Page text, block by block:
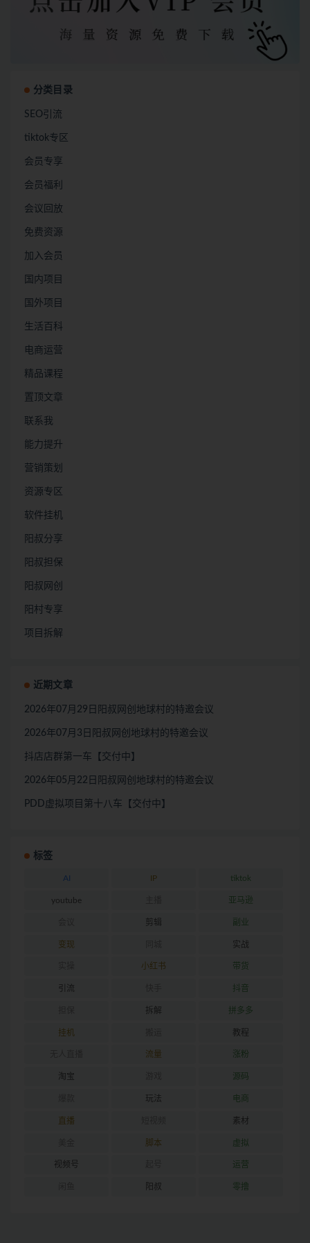
分类目录
SEO引流
tiktok专区
会员专享
会员福利
会议回放
免费资源
加入会员
国内项目
国外项目
生活百科
电商运营
精品课程
置顶文章
联系我
能力提升
营销策划
资源专区
软件挂机
阳叔分享
阳叔担保
阳叔网创
阳村专享
项目拆解
近期文章
2026年07月29日阳叔网创地球村的特邀会议
2026年07月3日阳叔网创地球村的特邀会议
抖店店群第一车【交付中】
2026年05月22日阳叔网创地球村的特邀会议
PDD虚拟项目第十八车【交付中】
标签
AI IP tiktok
youtube 亚马逊
剪辑 副业
变现 实战
小红书 带货
引流 抖音
拆解 拼多多
挂机 教程
流量 涨粉
淘宝 源码
玩法 电商
直播 素材
脚本 虚拟
视频号 运营
阳叔 零撸